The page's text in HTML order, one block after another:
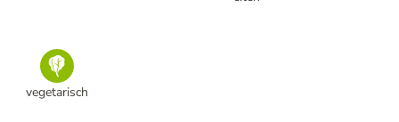
🏷️ Themen entdecken